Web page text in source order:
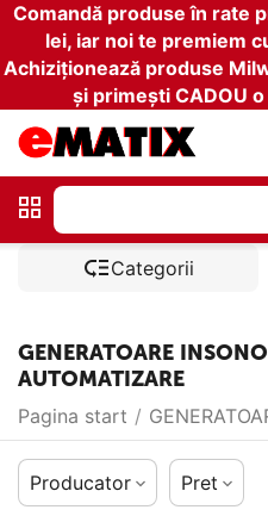
Comandă produse în rate
lei, iar noi te premiem
Achiziționează produse
și primești CADOU
Categorii
GENERATOARE
AUTOMATIZARE
Pagina start /
Producator Pret